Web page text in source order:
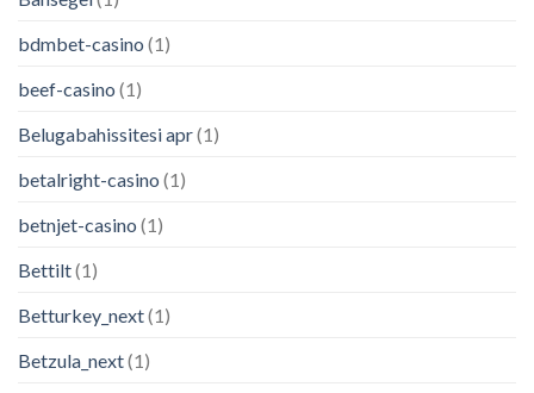
bdmbet-casino (1)
beef-casino (1)
Belugabahissitesi apr(1)
betalright-casino (1)
betnjet-casino (1)
Bettilt(1)
Betturkey_next(1)
Betzula_next(1)